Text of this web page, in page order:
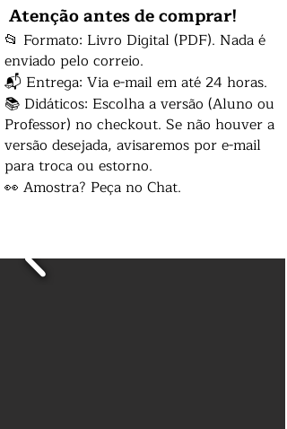
Atenção antes de comprar!
📂 Formato: Livro Digital (PDF). Nada é
enviado pelo correio.
📬 Entrega: Via e-mail em até 24 horas.
📚 Didáticos: Escolha a versão (Aluno ou
Professor) no checkout. Se não houver a
versão desejada, avisaremos por e-mail
para troca ou estorno.
👀 Amostra? Peça no Chat.